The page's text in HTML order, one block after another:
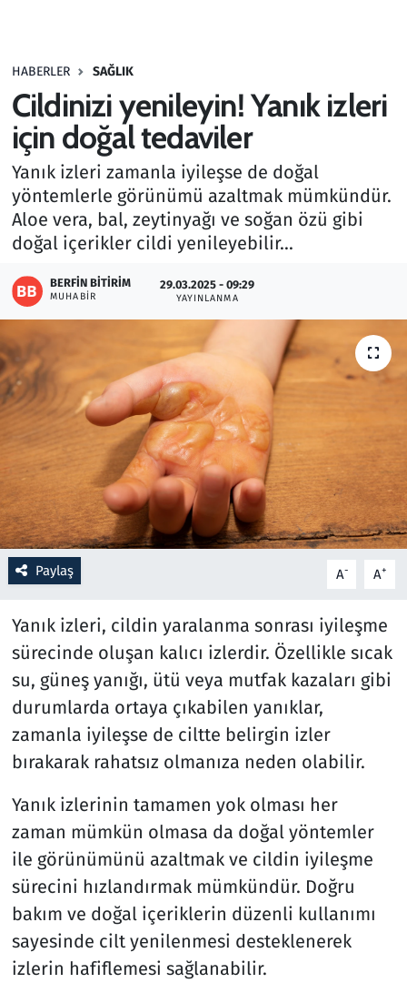
HABERLER SAĞLIK
Cildinizi yenileyin! Yanık izleri
için doğal tedaviler
Yanık izleri zamanla iyileşse de doğal
yöntemlerle görünümü azaltmak mümkündür.
Aloe vera, bal, zeytinyağı ve soğan özü gibi
doğal içerikler cildi yenileyebilir...
BERFIN BITIRIM
MUHABIR
29.03.2025 - 09:29
YAYINLANMA
Paylaş A- A+
Yanık izleri, cildin yaralanma sonrası iyileşme
sürecinde oluşan kalıcı izlerdir. Özellikle sıcak
su, güneş yanığı, ütü veya mutfak kazaları gibi
durumlarda ortaya çıkabilen yanıklar,
zamanla iyileşse de ciltte belirgin izler
bırakarak rahatsız olmanıza neden olabilir.
Yanık izlerinin tamamen yok olması her
zaman mümkün olmasa da doğal yöntemler
ile görünümünü azaltmak ve cildin iyileşme
sürecini hızlandırmak mümkündür. Doğru
bakım ve doğal içeriklerin düzenli kullanımı
sayesinde cilt yenilenmesi desteklenerek
izlerin hafiflemesi sağlanabilir.
Haber
Kültür Sanat
Kurumsal Haberler
Lezzet Durağı
Ramazan
Resmi İlanlar
Rüya Tabirleri
Sağlık
Savunma Sanayi
Seçim 2023
Spor
Teknoloji ve Bilim
Televizyon